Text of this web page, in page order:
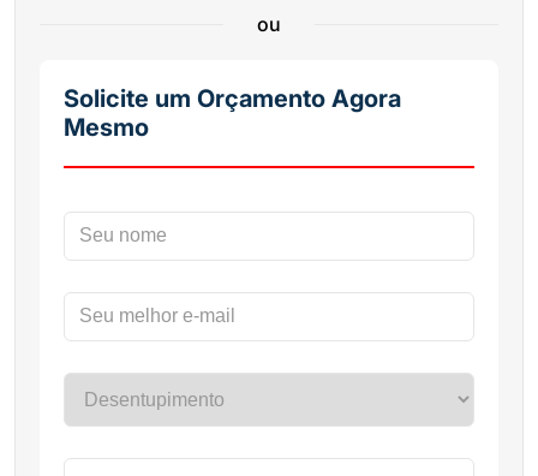
ou
Solicite um Orçamento Agora
Mesmo